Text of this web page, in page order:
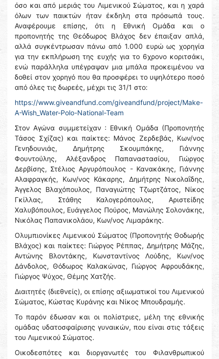
όσο και από μεριάς του Λιμενικού Σώματος, και η χαρά
όλων των παικτών ήταν έκδηλη στα πρόσωπά τους.
Αναφέρουμε επίσης, ότι η Εθνική Ομάδα και ο
προπονητής της Θεόδωρος Βλάχος δεν έπαιξαν απλά,
αλλά συγκέντρωσαν πάνω από 1.000 ευρώ ως χορηγία
για την εκπλήρωση της ευχής για το 6χρονο κοριτσάκι,
ενώ παράλληλα υπέγραψαν μια μπάλα προκειμένου να
δοθεί στον χορηγό που θα προσφέρει το υψηλότερο ποσό
από όλες τις δωρεές, μέχρι τις 31/1 στο:
https://www.giveandfund.com/giveandfund/project/Make-
A-Wish_Water-Polo-National-Team
Στον Αγώνα συμμετείχαν : Εθνική Ομάδα (Προπονητής
Τάσος Σχίζας) και παίκτες: Μάνος Ζερδεβάς, Κων/νος
Γενηδουνιάς, Δημήτρης Σκουμπάκης, Γιάννης
Φουντούλης, Αλέξανδρος Παπαναστασίου, Γιώργος
Δερβίσης, Στέλιος Αργυρόπουλος - Κανακάκης, Γιάννης
Αλαφραγκής, Κων/νος Κάκαρης, Δημήτρης Νικολαΐδης,
Άγγελος Βλαχόπουλος, Παναγιώτης Τζωρτζάτος, Νίκος
Γκίλλας, Στάθης Καλογερόπουλος, Αριστείδης
Χαλυβόπουλος, Ευάγγελος Πούρος, Μανώλης Σολονάκης,
Νικόλας Παπανικολάου, Κων/νος Λιμαράκης.
Ολυμπιονίκες Λιμενικού Σώματος (Προπονητής Θοδωρής
Βλάχος) και παίκτες: Γιώργος Ρέππας, Δημήτρης Μάζης,
Αντώνης Βλοντάκης, Κωνσταντίνος Λούδης, Κων/νος
Δάνδολος, Θόδωρος Καλακώνας, Γιώργος Αφρουδάκης,
Γιώργος Ψύχος, Θέμης Χατζής.
Διαιτητές (διεθνείς), οι επίσης αξιωματικοί του Λιμενικού
Σώματος, Κώστας Κυράνης και Νίκος Μπουδραμής.
Το παρόν έδωσαν και οι πολίστριες, μέλη της εθνικής
ομάδας υδατοσφαίρισης γυναικών, που είναι στις τάξεις
του Λιμενικού Σώματος.
Οικοδεσπότες και διοργανωτές του Φιλανθρωπικού